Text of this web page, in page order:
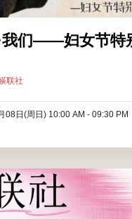
我们——妇女节特
联社
08日(周日) 10:00 AM - 09:30 PM
04日(周三) 12:00 AM
2026年